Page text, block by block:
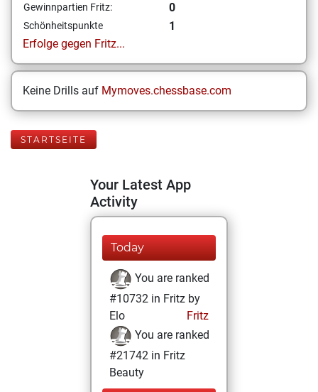
Gewinnpartien Fritz: 0
Schönheitspunkte
1
Erfolge gegen Fritz...
Keine Drills auf Mymoves.chessbase.com
STARTSEITE
Your Latest App
Activity
Today
You are ranked
#10732 in Fritz by
Elo
Fritz
You are ranked
#21742 in Fritz
Beauty